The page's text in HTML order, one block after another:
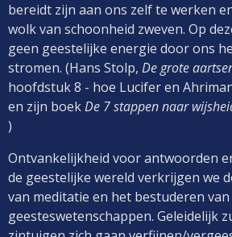
bereidt zijn aan ons zelf te werken
wolk van schoonheid zweven. Op
geen geestelijke energie door ons
stromen. (Hans Stolp, De grote
hoofdstuk 8 - hoe Lucifer en
en zijn boekDe 7 stappen naar
)
Ontvankelijkheid voor antwoorden
de geestelijke wereld verkrijgen we
van meditatie en het bestuderen van
geesteswetenschappen. Geleidelijk